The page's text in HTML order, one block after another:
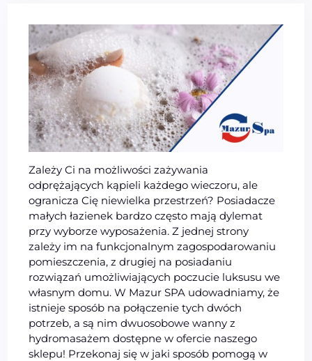
Zależy Ci na możliwości zażywania
odprężających kąpieli każdego wieczoru, ale
ogranicza Cię niewielka przestrzeń? Posiadacze
małych łazienek bardzo często mają dylemat
przy wyborze wyposażenia. Z jednej strony
zależy im na funkcjonalnym zagospodarowaniu
pomieszczenia, z drugiej na posiadaniu
rozwiązań umożliwiających poczucie luksusu we
własnym domu. W Mazur SPA udowadniamy, że
istnieje sposób na połączenie tych dwóch
potrzeb, a są nim dwuosobowe wanny z
hydromasażem dostępne w ofercie naszego
sklepu! Przekonaj się w jaki sposób pomogą w